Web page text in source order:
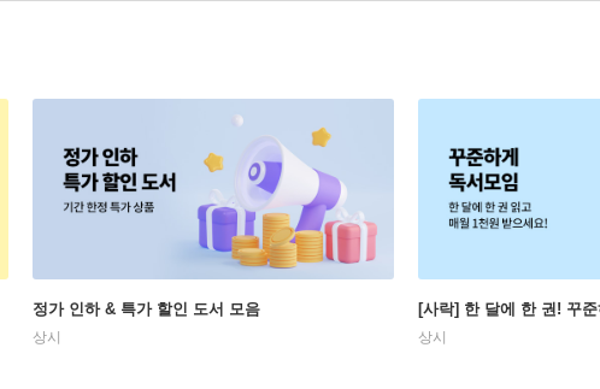
정가 인하 & 특가 할인 도서 모음
상시
[사락] 한 달에 한 권! 꾸준
상시